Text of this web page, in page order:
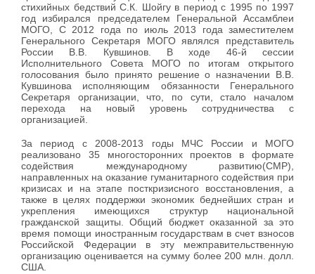
стихийных бедствий С.К. Шойгу в период с 1995 по 1997
год избирался председателем Генеральной Ассамблеи
МОГО, С 2012 года по июль 2013 года заместителем
Генерального Секретаря МОГО являлся представитель
России В.В. Кувшинов. В ходе 46-й сессии
Исполнительного Совета МОГО по итогам открытого
голосования было принято решение о назначении В.В.
Кувшинова исполняющим обязанности Генерального
Секретаря организации, что, по сути, стало началом
перехода на новый уровень сотрудничества с
организацией.
За период с 2008-2013 годы МЧС России и МОГО
реализовано 35 многосторонних проектов в формате
содействия международному развитию(CMP),
направленных на оказание гуманитарного содействия при
кризисах и на этапе посткризисного восстановления, а
также в целях поддержки экономик беднейших стран и
укрепления имеющихся структур национальной
гражданской защиты. Общий бюджет оказанной за это
время помощи иностранным государствам в счет взносов
Российской Федерации в эту межправительственную
организацию оценивается на сумму более 200 млн. долл.
США.